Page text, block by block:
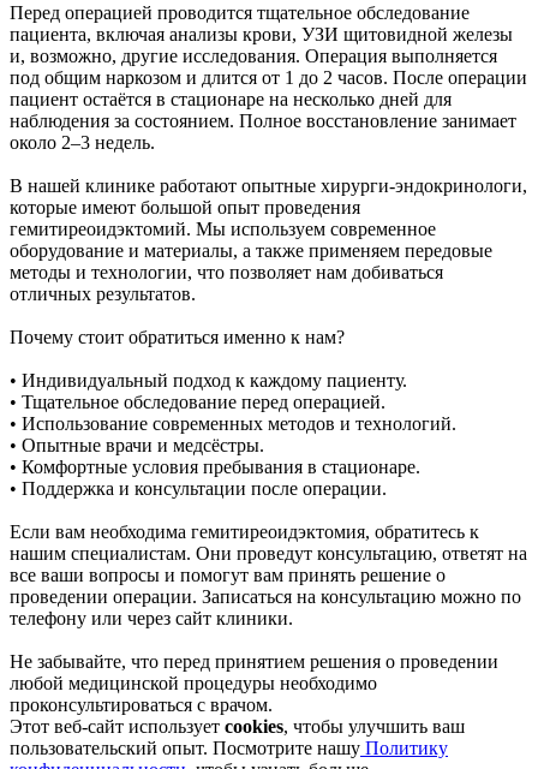
Перед операцией проводится тщательное обследование
пациента, включая анализы крови, УЗИ щитовидной железы
и, возможно, другие исследования. Операция выполняется
под общим наркозом и длится от 1 до 2 часов. После операции
пациент остаётся в стационаре на несколько дней для
наблюдения за состоянием. Полное восстановление занимает
около 2–3 недель.
В нашей клинике работают опытные хирурги-эндокринологи,
которые имеют большой опыт проведения
гемитиреоидэктомий. Мы используем современное
оборудование и материалы, а также применяем передовые
методы и технологии, что позволяет нам добиваться
отличных результатов.
Почему стоит обратиться именно к нам?
• Индивидуальный подход к каждому пациенту.
• Тщательное обследование перед операцией.
• Использование современных методов и технологий.
• Опытные врачи и медсёстры.
• Комфортные условия пребывания в стационаре.
• Поддержка и консультации после операции.
Если вам необходима гемитиреоидэктомия, обратитесь к
нашим специалистам. Они проведут консультацию, ответят на
все ваши вопросы и помогут вам принять решение о
проведении операции. Записаться на консультацию можно по
телефону или через сайт клиники.
Не забывайте, что перед принятием решения о проведении
любой медицинской процедуры необходимо
проконсультироваться с врачом.
Этот веб-сайт использует cookies, чтобы улучшить ваш
пользовательский опыт. Посмотрите нашу Политику